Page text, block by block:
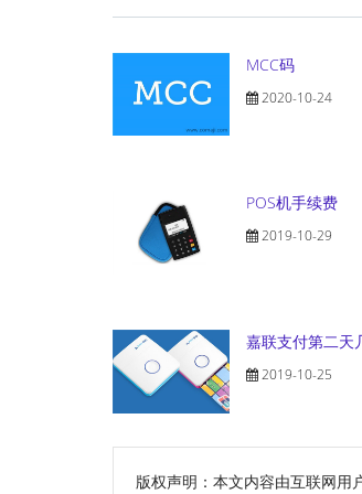
MCC码
2020-10-24
POS机手续费
2019-10-29
嘉联支付第二天
2019-10-25
版权声明：本文内容由互联网用